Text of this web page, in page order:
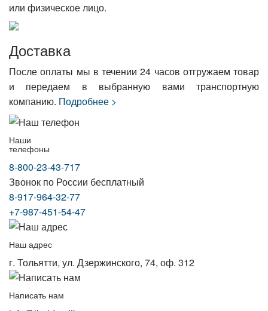
или физическое лицо.
Доставка
После оплаты мы в течении 24 часов отгружаем товар
и передаем в выбранную вами транспортную
компанию. Подробнее >
Наши
телефоны
8-800-23-43-717
Звонок по России бесплатный
8-917-964-32-77
+7-987-451-54-47
Наш адрес
г. Тольятти, ул. Дзержинского, 74, оф. 312
Написать нам